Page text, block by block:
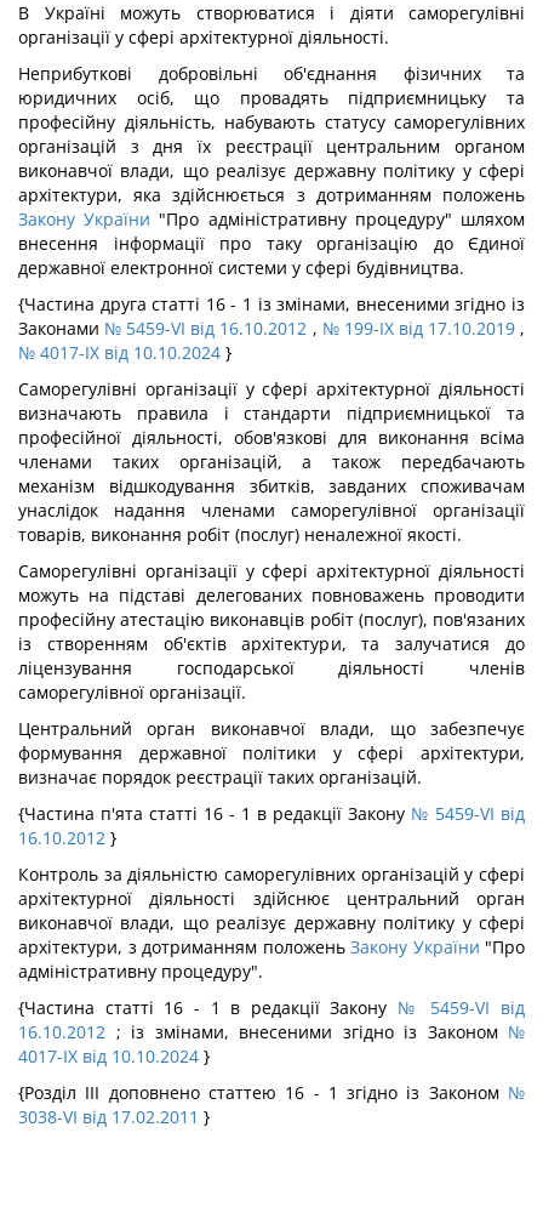
В Україні можуть створюватися і діяти саморегулівні
організації у сфері архітектурної діяльності.
Неприбуткові добровільні об'єднання фізичних та
юридичних осіб, що провадять підприємницьку та
професійну діяльність, набувають статусу саморегулівних
організацій з дня їх реєстрації центральним органом
виконавчої влади, що реалізує державну політику у сфері
архітектури, яка здійснюється з дотриманням положень
Закону України "Про адміністративну процедуру" шляхом
внесення інформації про таку організацію до Єдиної
державної електронної системи у сфері будівництва.
{Частина друга статті 16 - 1 із змінами, внесеними згідно із
Законами № 5459-VI від 16.10.2012 , № 199-IX від 17.10.2019,
№ 4017-IX від 10.10.2024 }
Саморегулівні організації у сфері архітектурної діяльності
визначають правила і стандарти підприємницької та
професійної діяльності, обов'язкові для виконання всіма
членами таких організацій, а також передбачають
механізм відшкодування збитків, завданих споживачам
унаслідок надання членами саморегулівної організації
товарів, виконання робіт (послуг) неналежної якості.
Саморегулівні організації у сфері архітектурної діяльності
можуть на підставі делегованих повноважень проводити
професійну атестацію виконавців робіт (послуг), пов'язаних
із створенням об'єктів архітектури, та залучатися до
ліцензування господарської діяльності членів
саморегулівної організації.
Центральний орган виконавчої влади, що забезпечує
формування державної політики у сфері архітектури,
визначає порядок реєстрації таких організацій.
{Частина п'ята статті 16 - 1 в редакції Закону № 5459-VI від
16.10.2012 }
Контроль за діяльністю саморегулівних організацій у сфері
архітектурної діяльності здійснює центральний орган
виконавчої влади, що реалізує державну політику у сфері
архітектури, з дотриманням положень Закону України "Про
адміністративну процедуру".
{Частина статті 16 - 1 в редакції Закону № 5459-VI від
16.10.2012 ; із змінами, внесеними згідно із Законом №
4017-IX від 10.10.2024 }
{Розділ III доповнено статтею 16 - 1 згідно із Законом №
3038-VI від 17.02.2011 }